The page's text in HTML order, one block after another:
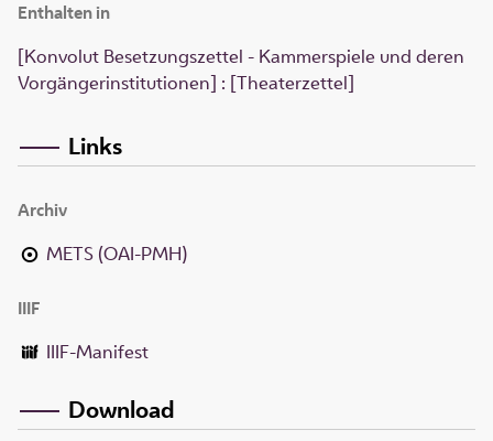
Enthalten in
[Konvolut Besetzungszettel - Kammerspiele und deren
Vorgängerinstitutionen] : [Theaterzettel]
Links
Archiv
METS (OAI-PMH)
IIIF
IIIF-Manifest
Download